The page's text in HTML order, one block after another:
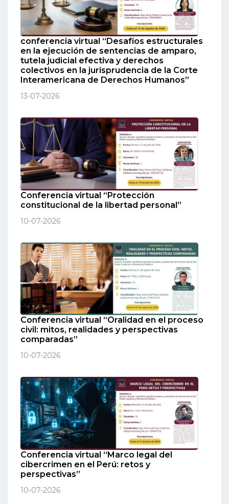
conferencia virtual “Desafíos estructurales
en la ejecución de sentencias de amparo,
tutela judicial efectiva y derechos
colectivos en la jurisprudencia de la Corte
Interamericana de Derechos Humanos”
13-07-2026
Conferencia virtual “Protección
constitucional de la libertad personal”
10-07-2026
Conferencia virtual “Oralidad en el proceso
civil: mitos, realidades y perspectivas
comparadas”
10-07-2026
Conferencia virtual “Marco legal del
cibercrimen en el Perú: retos y
perspectivas”
10-07-2026